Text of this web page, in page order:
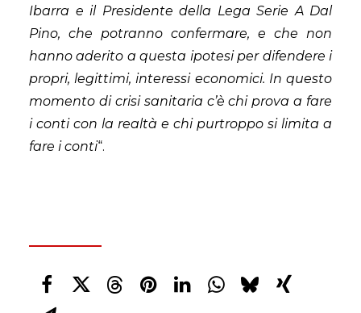
Ibarra e il Presidente della Lega Serie A Dal
Pino, che potranno confermare, e che non
hanno aderito a questa ipotesi per difendere i
propri, legittimi, interessi economici. In questo
momento di crisi sanitaria c’è chi prova a fare
i conti con la realtà e chi purtroppo si limita a
fare i conti“.